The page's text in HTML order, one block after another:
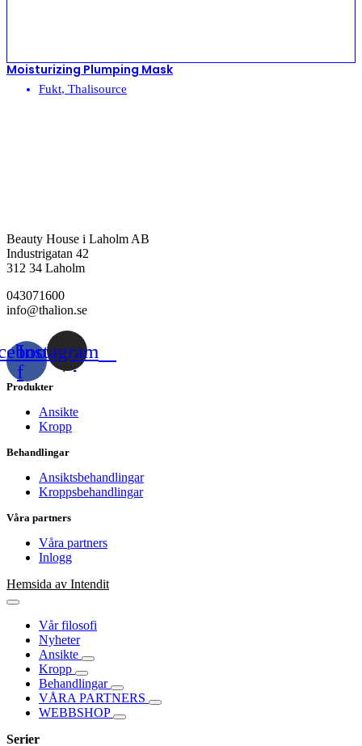
Moisturizing Plumping Mask
Fukt, Thalisource
Beauty House i Laholm AB
Industrigatan 42
312 34 Laholm
043071600
info@thalion.se
f
Instagram
Produkter
Ansikte
Kropp
Behandlingar
Ansiktsbehandlingar
Kroppsbehandlingar
Våra partners
Våra partners
Inlogg
Hemsida av Intendit
Vår filosofi
Nyheter
Ansikte
Kropp
Behandlingar
VÅRA PARTNERS
WEBBSHOP
Serier